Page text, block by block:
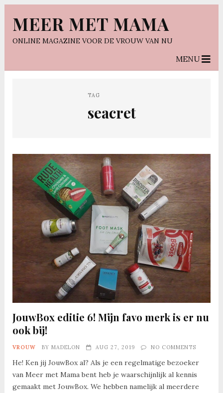
MEER MET MAMA
ONLINE MAGAZINE VOOR DE VROUW VAN NU
MENU
TAG
seacret
JouwBox editie 6! Mijn favo merk is er nu
ook bij!
VROUW BY MADELON AUG 27, 2019 NO COMMENTS
He! Ken jij JouwBox al? Als je een regelmatige bezoeker
van Meer met Mama bent heb je waarschijnlijk al kennis
gemaakt met JouwBox. We hebben namelijk al meerdere